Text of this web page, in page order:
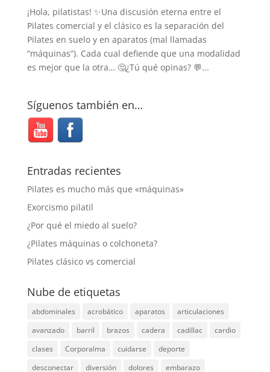
¡Hola, pilatistas! ✨Una discusión eterna entre el
Pilates comercial y el clásico es la separación del
Pilates en suelo y en aparatos (mal llamadas
“máquinas”). Cada cual defiende que una modalidad
es mejor que la otra… 🤔¿Tú qué opinas? 💬...
Síguenos también en…
Entradas recientes
Pilates es mucho más que «máquinas»
Exorcismo pilatil
¿Por qué el miedo al suelo?
¿Pilates máquinas o colchoneta?
Pilates clásico vs comercial
Nube de etiquetas
abdominales acrobático aparatos
articulaciones
avanzado
barril brazos cadera cadillac
cardio
clases
Corporalma cuidarse
deporte
desconectar
diversión dolores embarazo